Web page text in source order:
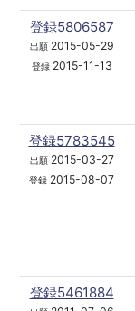
登録5806587
出願2015-05-29
登録2015-11-13
登録5783545
出願2015-03-27
登録 2015-08-07
登録5461884